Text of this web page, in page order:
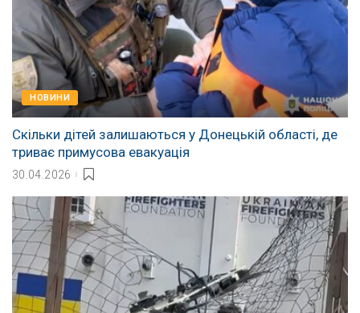
НОВИНИ
Скільки дітей залишаються у Донецькій області, де
триває примусова евакуація
30.04.2026